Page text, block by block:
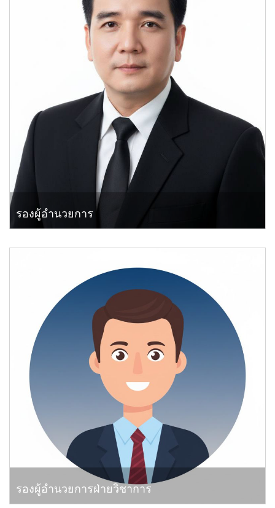
รองผู้อำนวยการ
รองผู้อำนวยการฝ่ายวิชาการ